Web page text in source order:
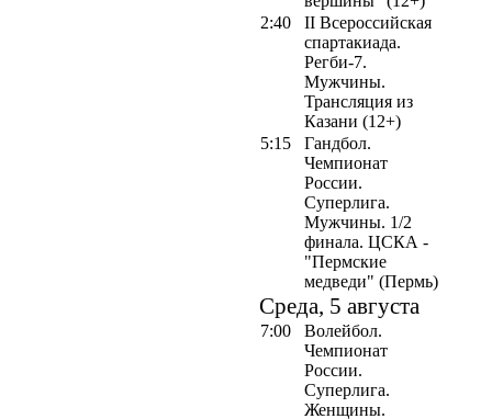
2:40
II Всероссийская
спартакиада.
Регби-7.
Мужчины.
Трансляция из
Казани (12+)
5:15
Гандбол.
Чемпионат
России.
Суперлига.
Мужчины. 1/2
финала. ЦСКА -
"Пермские
медведи" (Пермь)
Среда, 5 августа
7:00
Волейбол.
Чемпионат
России.
Суперлига.
Женщины.